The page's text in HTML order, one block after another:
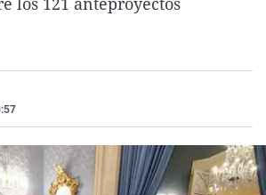
La rosa de los vientos
Como el perro y el
Caso
Equipo de
Extremadura
La Rioja
Virales
Elecciones